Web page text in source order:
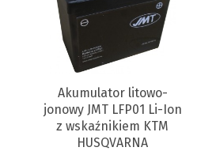
Akumulator litowo-
jonowy JMT LFP01 Li-Ion
z wskaźnikiem KTM
HUSQVARNA